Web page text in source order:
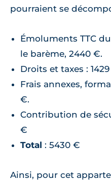
pourraient se
Émoluments TTC
le barème, 2440 €.
Droits et taxes :
Frais annexes,
€.
Contribution de
€
Total : 5430 €
Ainsi, pour cet